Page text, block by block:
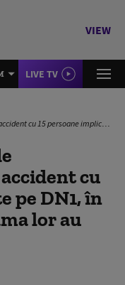
VIEW
LIVE TV
pe DN1, în Sibiu. Doi copii și mama lor au ajuns la spital
cu
pe DN1, în
lor au